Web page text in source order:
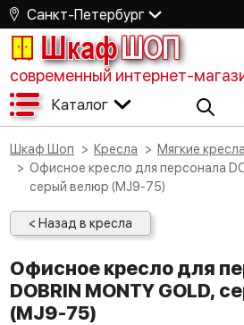
Санкт-Петербург
ШкафШОП
современный интернет-
Каталог
Шкаф Шоп Кресла
Мягкие кресла
Офисное кресло для персонала DOBRIN MONTY GOLD,
серый велюр (MJ9-75)
< Назад в кресла
Офисное кресло для персонала
DOBRIN MONTY GOLD,
(MJ9-75)